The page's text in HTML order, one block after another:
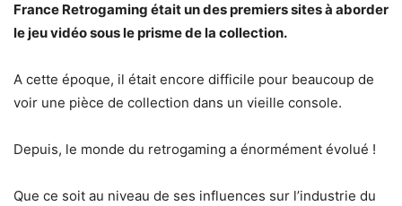
France Retrogaming était un des premiers sites à aborder
le jeu vidéo sous le prisme de la collection.
A cette époque, il était encore difficile pour beaucoup de
voir une pièce de collection dans un vieille console.
Depuis, le monde du retrogaming a énormément évolué !
Que ce soit au niveau de ses influences sur l’industrie du